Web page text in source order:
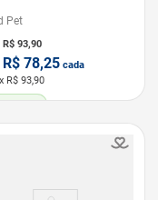
Pet
R$ 93,90
R$ 78,25 cada
x R$ 93,90